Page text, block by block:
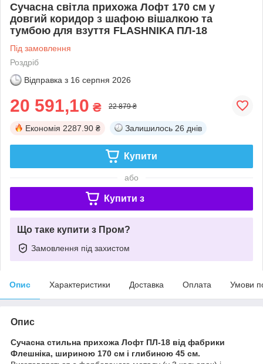
Сучасна світла прихожа Лофт 170 см у
довгий коридор з шафою вішалкою та
тумбою для взуття FLASHNIKA ПЛ-18
Під замовлення
Роздріб
Відправка з 16 серпня 2026
20 591,10 ₴ 22 879 ₴
Економія 2287.90 ₴ Залишилось 26 днів
Купити
або
Купити з
Що таке купити з Пром?
Замовлення під захистом
Опис Характеристики Доставка Оплата Умови
Опис
Сучасна стильна прихожа Лофт ПЛ-18 від фабрики
Флешніка, шириною 170 см і глибиною 45 см.